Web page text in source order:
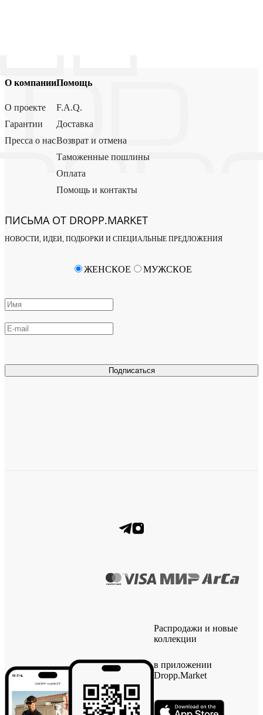
О компании
О проекте
Гарантии
Пресса о нас
Помощь
F.A.Q.
Доставка
Возврат и отмена
Таможенные пошлины
Оплата
Помощь и контакты
ПИСЬМА ОТ DROPP.MARKET
НОВОСТИ, ИДЕИ, ПОДБОРКИ И СПЕЦИАЛЬНЫЕ ПРЕДЛОЖЕНИЯ
Подписаться
ЖЕНСКОЕ МУЖСКОЕ
Распродажи и новые
коллекции
в приложении
Dropp.Market